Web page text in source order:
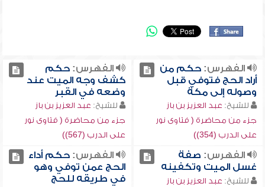
الفهرس:حكم من
أراد الحج فتوفي قبل
وصوله إلى مكة
للشيخ: عبد العزيز بن باز
جزء من محاضرة ( فتاوى نور
على الدرب (354))
الفهرس:حكم
كشف وجه الميت عند
وضعه في القبر
للشيخ: عبد العزيز بن باز
جزء من محاضرة ( فتاوى نور
على الدرب (567))
الفهرس: صفة
غسل الميت وتكفينه
للشيخ: عبد العزيز بن باز
الفهرس:حكم أداء
الحج عمن توفي وهو
في طريقه للحج